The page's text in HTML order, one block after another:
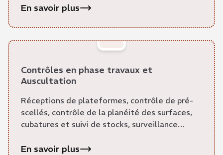
En savoir plus
Contrôles en phase travaux et
Auscultation
Réceptions de plateformes, contrôle de pré-
scellés, contrôle de la planéité des surfaces,
cubatures et suivi de stocks, surveillance
En savoir plus